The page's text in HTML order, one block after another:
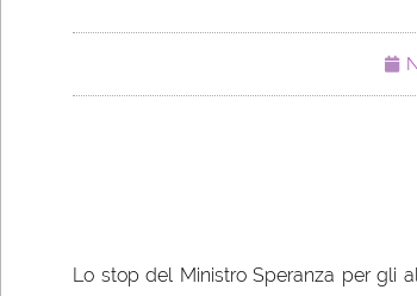
Lo stop del Ministro Speranza per gli